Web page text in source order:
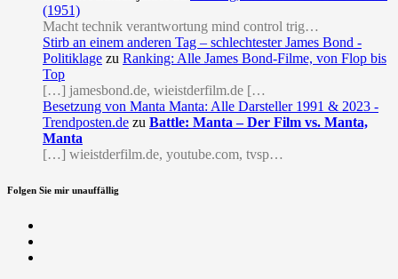
(1951)
Macht technik verantwortung mind control trig…
Stirb an einem anderen Tag – schlechtester James Bond -
Politiklage zu Ranking: Alle James Bond-Filme, von Flop bis
Top
[…] jamesbond.de, wieistderfilm.de […
Besetzung von Manta Manta: Alle Darsteller 1991 & 2023 -
Trendposten.de zu Battle: Manta – Der Film vs. Manta,
Manta
[…] wieistderfilm.de, youtube.com, tvsp…
Folgen Sie mir unauffällig